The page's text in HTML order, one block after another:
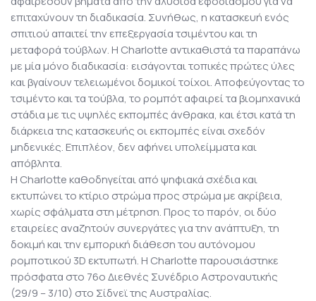
επιταχύνουν τη διαδικασία. Συνήθως, η κατασκευή ενός
σπιτιού απαιτεί την επεξεργασία τσιμέντου και τη
μεταφορά τούβλων. Η Charlotte αντικαθιστά τα παραπάνω
με μία μόνο διαδικασία: εισάγονται τοπικές πρώτες ύλες
και βγαίνουν τελειωμένοι δομικοί τοίχοι. Αποφεύγοντας το
τσιμέντο και τα τούβλα, το ρομπότ αφαιρεί τα βιομηχανικά
στάδια με τις υψηλές εκπομπές άνθρακα, και έτσι κατά τη
διάρκεια της κατασκευής οι εκπομπές είναι σχεδόν
μηδενικές. Επιπλέον, δεν αφήνει υπολείμματα και
απόβλητα.
Η Charlotte καθοδηγείται από ψηφιακά σχέδια και
εκτυπώνει το κτίριο στρώμα προς στρώμα με ακρίβεια,
χωρίς σφάλματα στη μέτρηση. Προς το παρόν, οι δύο
εταιρείες αναζητούν συνεργάτες για την ανάπτυξη, τη
δοκιμή και την εμπορική διάθεση του αυτόνομου
ρομποτικού 3D εκτυπωτή. Η Charlotte παρουσιάστηκε
πρόσφατα στο 76ο Διεθνές Συνέδριο Αστροναυτικής
(29/9 – 3/10) στο Σίδνεϊ της Αυστραλίας.